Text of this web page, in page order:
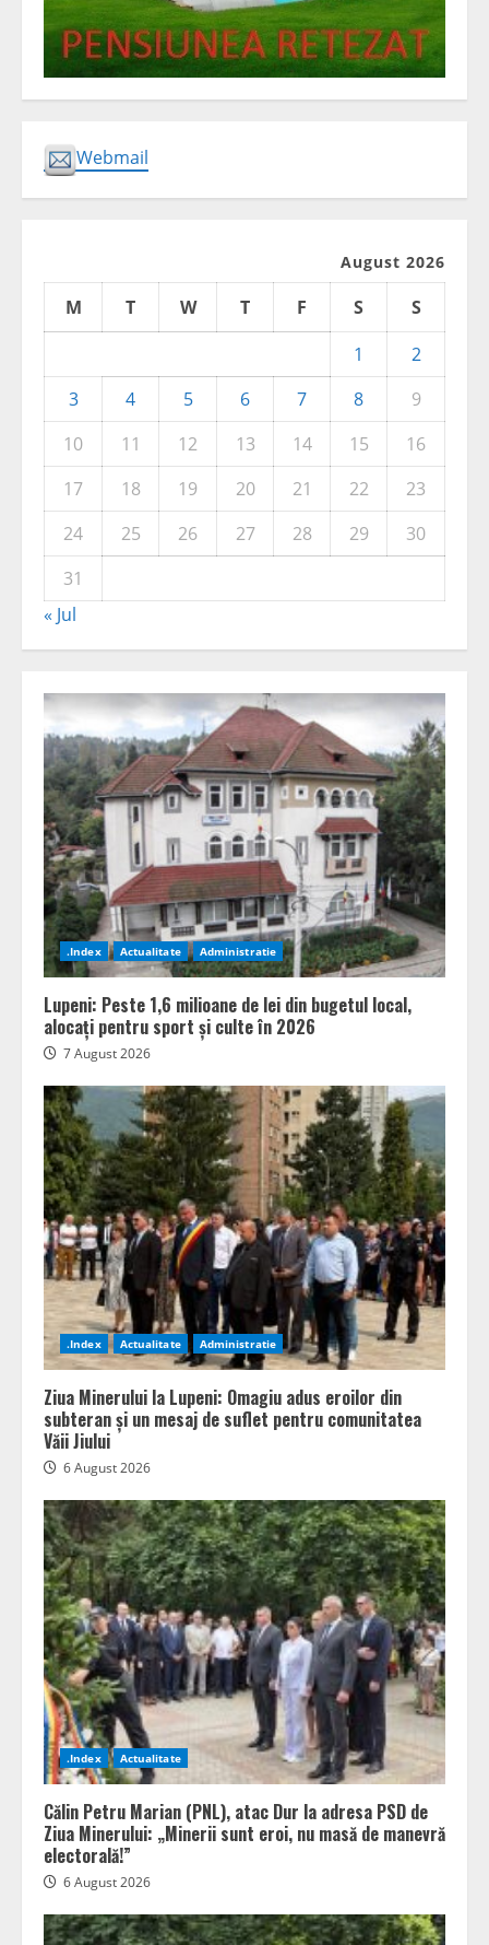
Webmail
August 2026
M T W T F S
S
1
2
3
4 5 6 7 8
9
10
11 12 13 14 15
16
17
18 19 20 21 22
23
24
25 26 27 28 29
30
31
« Jul
.Index Actualitate Administratie
Lupeni: Peste 1,6 milioane de lei din bugetul local,
alocați pentru sport și culte în 2026
7 August 2026
.Index Actualitate Administratie
Ziua Minerului la Lupeni: Omagiu adus eroilor din
subteran și un mesaj de suflet pentru comunitatea
Văii Jiului
6 August 2026
.Index Actualitate
Călin Petru Marian (PNL), atac Dur la adresa PSD de
Ziua Minerului: „Minerii sunt eroi, nu masă de manevră
electorală!”
6 August 2026